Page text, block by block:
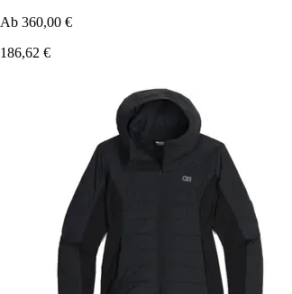
Ab 360,00 €
186,62 €